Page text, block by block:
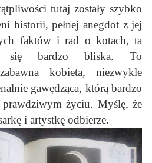
tutaj zostały szybko
historii, pełnej anegdot z jej
faktów i rad o kotach, ta
się bardzo bliska. To
kobieta, niezwykle
gawędząca, którą bardzo
prawdziwym życiu. Myślę, że
i artystkę odbierze.